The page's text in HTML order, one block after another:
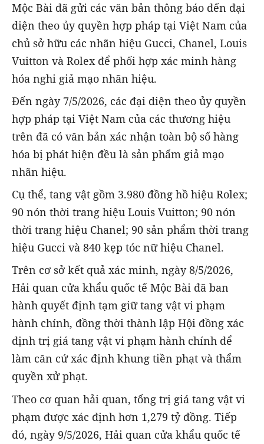
Mộc Bài đã gửi các văn bản thông báo đến đại
diện theo ủy quyền hợp pháp tại Việt Nam của
chủ sở hữu các nhãn hiệu Gucci, Chanel, Louis
Vuitton và Rolex để phối hợp xác minh hàng
hóa nghi giả mạo nhãn hiệu.
Đến ngày 7/5/2026, các đại diện theo ủy quyền
hợp pháp tại Việt Nam của các thương hiệu
trên đã có văn bản xác nhận toàn bộ số hàng
hóa bị phát hiện đều là sản phẩm giả mạo
nhãn hiệu.
Cụ thể, tang vật gồm 3.980 đồng hồ hiệu Rolex;
90 nón thời trang hiệu Louis Vuitton; 90 nón
thời trang hiệu Chanel; 90 sản phẩm thời trang
hiệu Gucci và 840 kẹp tóc nữ hiệu Chanel.
Trên cơ sở kết quả xác minh, ngày 8/5/2026,
Hải quan cửa khẩu quốc tế Mộc Bài đã ban
hành quyết định tạm giữ tang vật vi phạm
hành chính, đồng thời thành lập Hội đồng xác
định trị giá tang vật vi phạm hành chính để
làm căn cứ xác định khung tiền phạt và thẩm
quyền xử phạt.
Theo cơ quan hải quan, tổng trị giá tang vật vi
phạm được xác định hơn 1,279 tỷ đồng. Tiếp
đó, ngày 9/5/2026, Hải quan cửa khẩu quốc tế